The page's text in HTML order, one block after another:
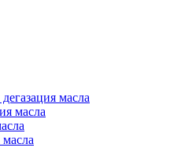
масла
масла
масла